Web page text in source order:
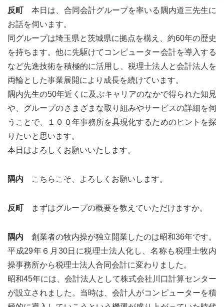
反町本日は、合同会計グループを率いる隅内道三先生に
お話を伺います。
同グループは埼玉県と茨城県に拠点を構え、約60年の歴史
を持ちます。他に先駆けてコンピューター会計を導入する
など先進技術を積極的に活用し、税理士法人と会計法人を
両輪とした事業展開により成長を続けています。
隅内先生の50年近くに及ぶキャリアのなかで得られた知見
や、グループのさまざまな取り組みやサービスの詳細を伺
うことで、１００年事務所を具現化するためのヒントを探
りたいと思います。
本日はよろしくお願いいたします。
隅内 こちらこそ、よろしくお願いします。
反町 まずはグループの概要を教えていただけますか。
隅内 創業者の牧内操が独立開業したのは昭和36年です。
平成29年６月30日に税理士法人化し、名称も税理士牧内
操事務所から税理士法人合同会計に変わりました。
昭和45年には、会計法人として株式会社川口計算センター
が設立されました。当時は、会計人がコンピューターを積